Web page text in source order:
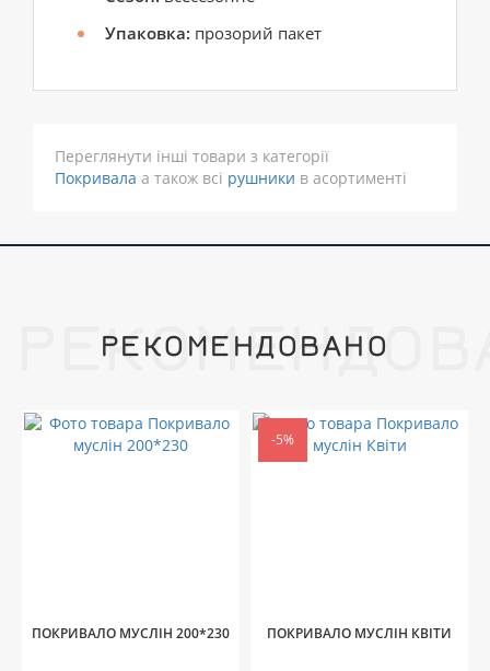
Упаковка: прозорий пакет
Переглянути інші товари з категорії
Покривала а також всі рушники в асортименті
РЕКОМЕНДОВАНО
ПОКРИВАЛО МУСЛІН 200*230
-5%
ПОКРИВАЛО МУСЛІН КВІТИ